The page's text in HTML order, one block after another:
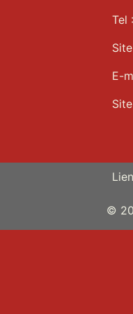
Tel
E-
©